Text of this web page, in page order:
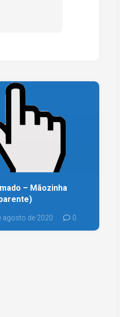
– Mãozinha
agosto de 2020 0